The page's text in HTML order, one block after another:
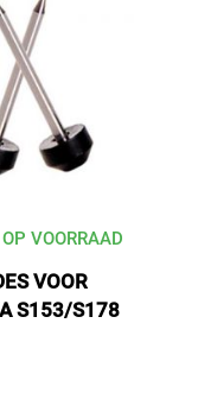
VOORRAAD
VOOR
S153/S178